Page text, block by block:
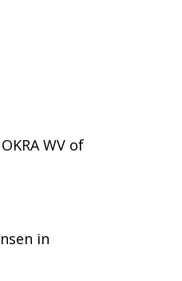
WV of
in